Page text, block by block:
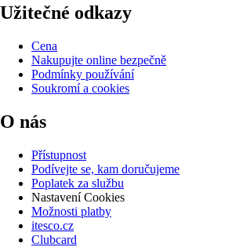
Užitečné odkazy
Cena
Nakupujte online bezpečně
Podmínky používání
Soukromí a cookies
O nás
Přístupnost
Podívejte se, kam doručujeme
Poplatek za službu
Nastavení Cookies
Možnosti platby
itesco.cz
Clubcard